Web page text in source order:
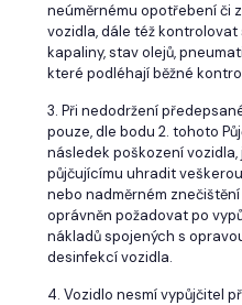
neúměrnému opotřebení či
vozidla, dále též
kapaliny, stav olejů,
které podléhají běžné
3. Při nedodržení
pouze, dle bodu 2. tohoto
následek poškození
půjčujícímu uhradit
nebo nadměrném
oprávněn požadovat po
nákladů spojených s
desinfekcí vozidla.
4. Vozidlo nesmí vypůjčitel